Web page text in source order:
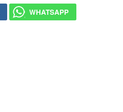
WHATSAPP